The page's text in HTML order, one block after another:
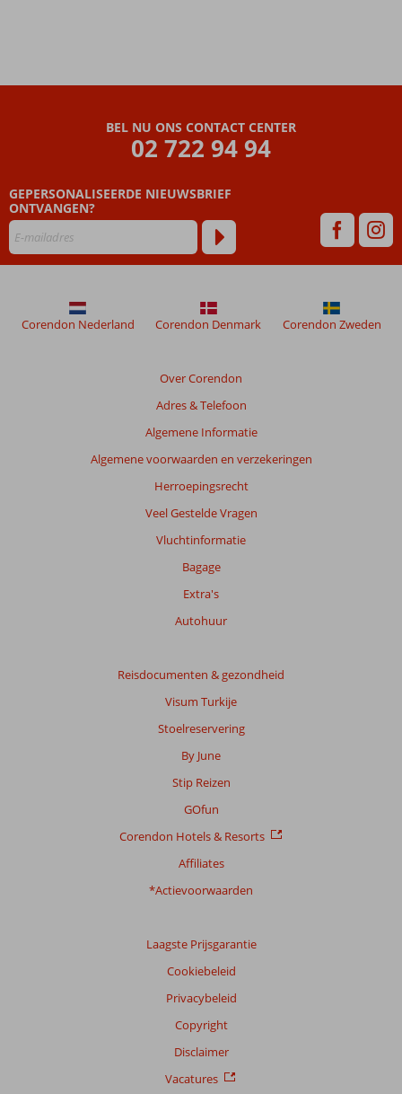
BEL NU ONS CONTACT CENTER
02 722 94 94
GEPERSONALISEERDE NIEUWSBRIEF
ONTVANGEN?
Over Corendon
Adres & Telefoon
Algemene Informatie
Algemene voorwaarden en verzekeringen
Herroepingsrecht
Veel Gestelde Vragen
Vluchtinformatie
Bagage
Extra's
Autohuur
Reisdocumenten & gezondheid
Visum Turkije
Stoelreservering
By June
Stip Reizen
GOfun
Corendon Hotels & Resorts
Affiliates
*Actievoorwaarden
Laagste Prijsgarantie
Cookiebeleid
Privacybeleid
Copyright
Disclaimer
Vacatures
Corendon Nederland Corendon Denmark Corendon Zweden